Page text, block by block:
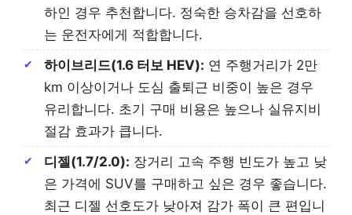
하인 경우 추천합니다. 정숙한 승차감을 선호하
는 운전자에게 적합합니다.
하이브리드(1.6 터보 HEV): 연 주행거리가 2만
km 이상이거나 도심 출퇴근 비중이 높은 경우
유리합니다. 초기 구매 비용은 높으나 실유지비
절감 효과가 큽니다.
디젤(1.7/2.0): 장거리 고속 주행 빈도가 높고 낮
은 가격에 SUV를 구매하고 싶은 경우 좋습니다.
최근 디젤 선호도가 낮아져 감가 폭이 큰 편입니